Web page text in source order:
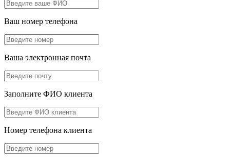
Ваш номер телефона
Ваша электронная почта
Заполните ФИО клиента
Номер телефона клиента